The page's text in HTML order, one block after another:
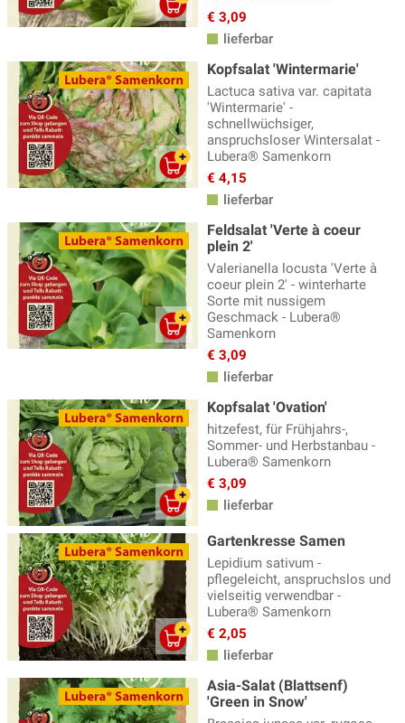
€ 3,09
lieferbar
Kopfsalat 'Wintermarie'
Lactuca sativa var. capitata
'Wintermarie' -
schnellwüchsiger,
anspruchsloser Wintersalat -
Lubera® Samenkorn
€ 4,15
lieferbar
Feldsalat 'Verte à coeur
plein 2'
Valerianella locusta 'Verte à
coeur plein 2' - winterharte
Sorte mit nussigem
Geschmack - Lubera®
Samenkorn
€ 3,09
lieferbar
Kopfsalat 'Ovation'
hitzefest, für Frühjahrs-,
Sommer- und Herbstanbau -
Lubera® Samenkorn
€ 3,09
lieferbar
Gartenkresse Samen
Lepidium sativum -
pflegeleicht, anspruchslos und
vielseitig verwendbar -
Lubera® Samenkorn
€ 2,05
lieferbar
Asia-Salat (Blattsenf)
'Green in Snow'